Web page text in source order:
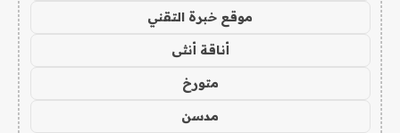
موقع خبرة التقني
أناقة أنثى
متورخ
مدسن